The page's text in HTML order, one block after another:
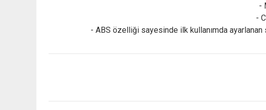
-
-
- ABS özelliği sayesinde ilk kullanımda ayarlanan